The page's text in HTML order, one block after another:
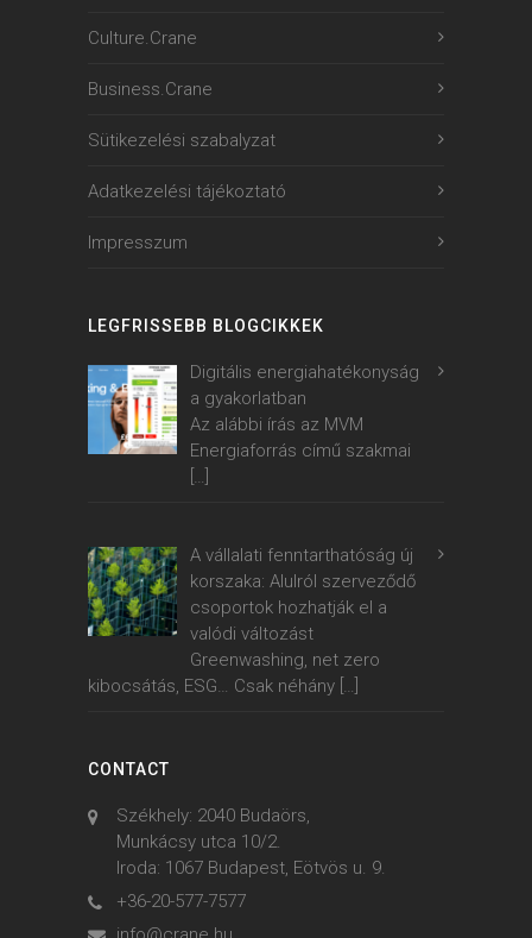
Culture.Crane
Business.Crane
Sütikezelési szabalyzat
Adatkezelési tájékoztató
Impresszum
LEGFRISSEBB BLOGCIKKEK
Digitális energiahatékonyság
a gyakorlatban
Az alábbi írás az MVM
Energiaforrás című szakmai
[…]
A vállalati fenntarthatóság új
korszaka: Alulról szerveződő
csoportok hozhatják el a
valódi változást
Greenwashing, net zero
kibocsátás, ESG… Csak néhány […]
CONTACT
Székhely: 2040 Budaörs,
Munkácsy utca 10/2.
Iroda: 1067 Budapest, Eötvös u. 9.
+36-20-577-7577